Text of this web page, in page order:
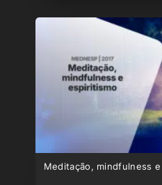
Meditação, mindfulness